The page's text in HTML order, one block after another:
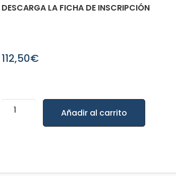
DESCARGA LA FICHA DE INSCRIPCIÓN
112,50€
Añadir al carrito